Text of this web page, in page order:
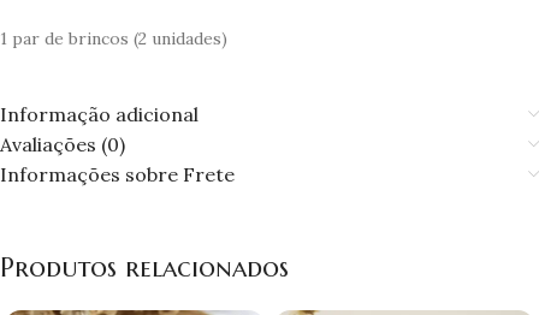
1 par de brincos (2 unidades)
Informação adicional
Avaliações (0)
Informações sobre Frete
Produtos relacionados